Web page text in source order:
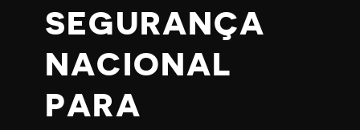
SEGURANÇA
NACIONAL
PARA